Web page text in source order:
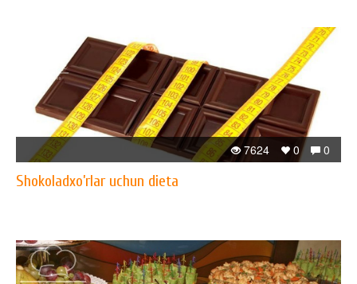
0
0
7624
Shokoladxo’rlar uchun dieta